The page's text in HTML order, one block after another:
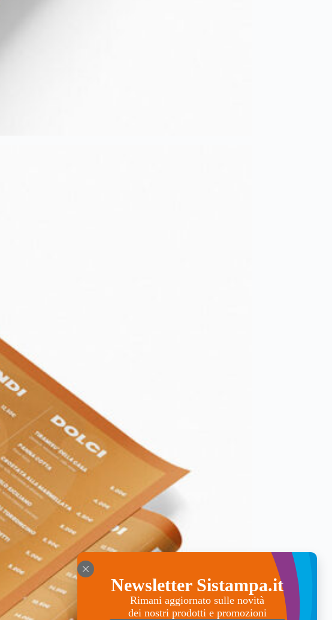
Newsletter Sistampa.it
Rimani aggiornato sulle novità
dei nostri prodotti e promozioni